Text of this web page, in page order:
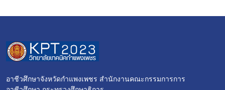
อาชีวศึกษาจังหวัดกำแพงเพชร สำนักงานคณะกรรมการการ